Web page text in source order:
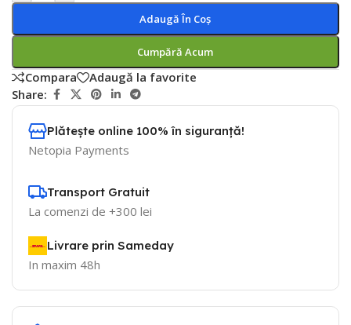
Adaugă În Coș
Cumpără Acum
Compara
Adaugă la favorite
Share:
Plătește online 100% în siguranță!
Netopia Payments
Transport Gratuit
La comenzi de +300 lei
Livrare prin Sameday
In maxim 48h